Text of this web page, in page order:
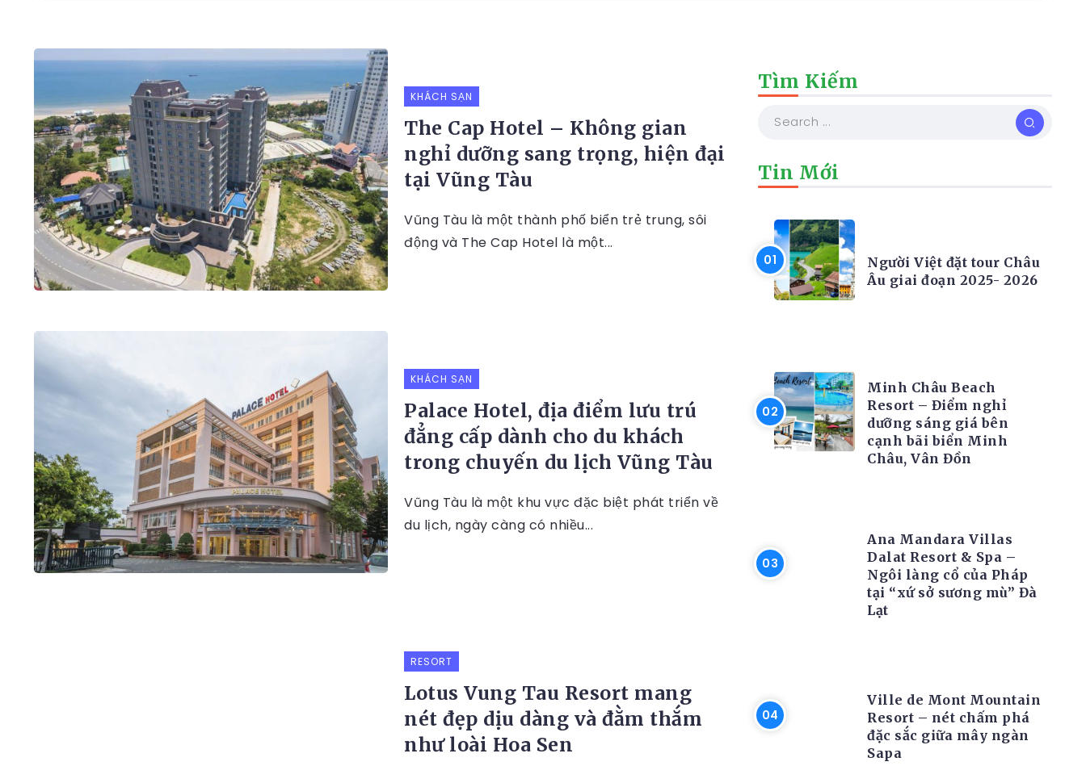
KHÁCH SẠN
The Cap Hotel – Không gian
nghỉ dưỡng sang trọng, hiện đại
tại Vũng Tàu
Vũng Tàu là một thành phố biển trẻ trung, sôi
động và The Cap Hotel là một...
KHÁCH SẠN
Palace Hotel, địa điểm lưu trú
đẳng cấp dành cho du khách
trong chuyến du lịch Vũng Tàu
Vũng Tàu là một khu vực đặc biệt phát triển về
du lịch, ngày càng có nhiều...
RESORT
Lotus Vung Tau Resort mang
nét đẹp dịu dàng và đằm thắm
như loài Hoa Sen
Tìm Kiếm
Tin Mới
Người Việt đặt tour Châu
Âu giai đoạn 2025- 2026
Minh Châu Beach
Resort – Điểm nghỉ
dưỡng sáng giá bên
cạnh bãi biển Minh
Châu, Vân Đồn
Ana Mandara Villas
Dalat Resort & Spa –
Ngôi làng cổ của Pháp
tại “xứ sở sương mù” Đà
Lạt
Ville de Mont Mountain
Resort – nét chấm phá
đặc sắc giữa mây ngàn
Sapa